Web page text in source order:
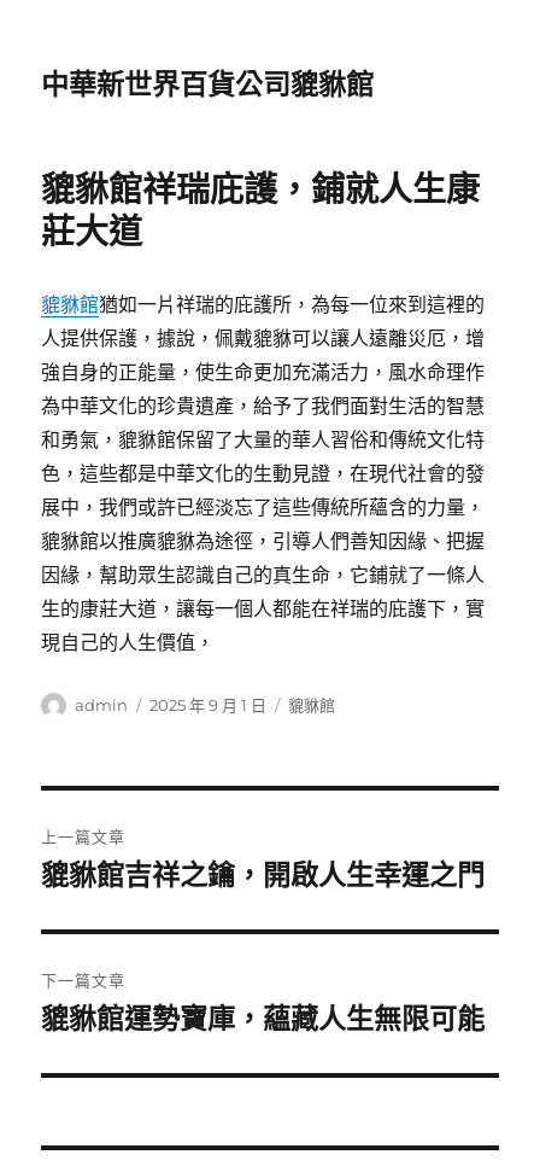
中華新世界百貨公司貔貅館
貔貅館祥瑞庇護，鋪就人生康
莊大道
貔貅館猶如一片祥瑞的庇護所，為每一位來到這裡的
人提供保護，據說，佩戴貔貅可以讓人遠離災厄，增
強自身的正能量，使生命更加充滿活力，風水命理作
為中華文化的珍貴遺產，給予了我們面對生活的智慧
和勇氣，貔貅館保留了大量的華人習俗和傳統文化特
色，這些都是中華文化的生動見證，在現代社會的發
展中，我們或許已經淡忘了這些傳統所蘊含的力量，
貔貅館以推廣貔貅為途徑，引導人們善知因緣、把握
因緣，幫助眾生認識自己的真生命，它鋪就了一條人
生的康莊大道，讓每一個人都能在祥瑞的庇護下，實
現自己的人生價值，
作
admin
發
2025 年 9 月 1 日
分
貔貅館
章
覽
上一篇文章
上
篇
文
章:
貔貅館吉祥之鑰，開啟人生幸運之門
下一篇文章
下
篇
章:
貔貅館運勢寶庫，蘊藏人生無限可能